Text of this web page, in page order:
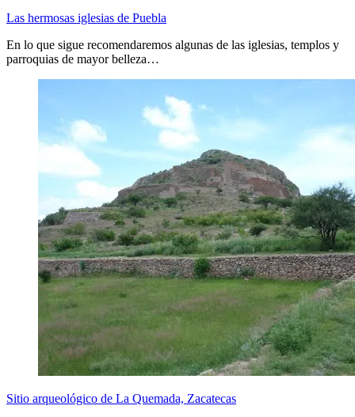
Las hermosas iglesias de Puebla
En lo que sigue recomendaremos algunas de las iglesias, templos y
parroquias de mayor belleza…
Sitio arqueológico de La Quemada, Zacatecas